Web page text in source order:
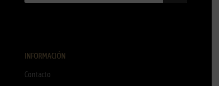
INFORMACIÓN
Contacto